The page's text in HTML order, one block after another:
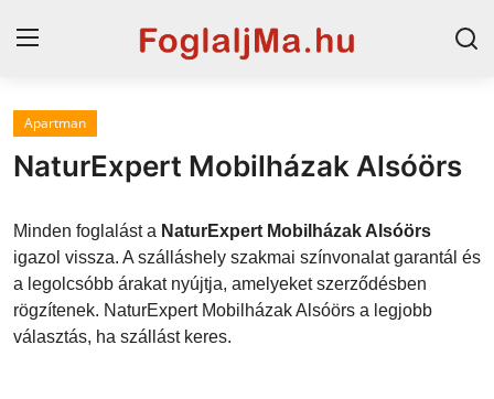
Magyarország
Horvát tengerpart
Szállások a Balatonon
Horvátország
Blog
Apartman
NaturExpert Mobilházak Alsóörs
Minden foglalást a NaturExpert Mobilházak Alsóörs
igazol vissza. A szálláshely szakmai színvonalat garantál és
a legolcsóbb árakat nyújtja, amelyeket szerződésben
rögzítenek. NaturExpert Mobilházak Alsóörs a legjobb
választás, ha szállást keres.